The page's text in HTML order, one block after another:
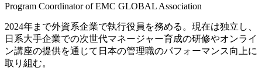
Program Coordinator of EMC GLOBAL Association
2024年まで外資系企業で執行役員を務める。現在は独立し、
日系大手企業での次世代マネージャー育成の研修やオンライ
ン講座の提供を通じて日本の管理職のパフォーマンス向上に
取り組む。